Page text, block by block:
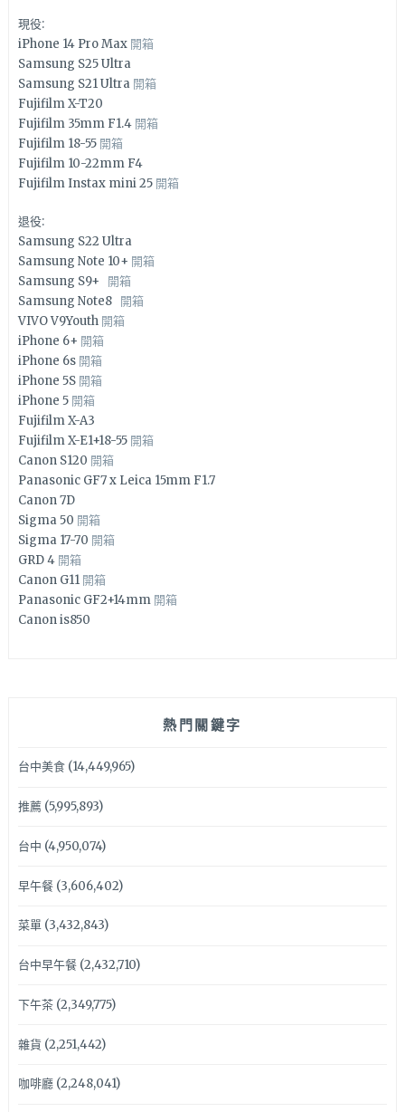
現役:
iPhone 14 Pro Max 開箱
Samsung S25 Ultra
Samsung S21 Ultra 開箱
Fujifilm X-T20
Fujifilm 35mm F1.4 開箱
Fujifilm 18-55 開箱
Fujifilm 10-22mm F4
Fujifilm Instax mini 25 開箱
退役:
Samsung S22 Ultra
Samsung Note 10+ 開箱
Samsung S9+ 開箱
Samsung Note8 開箱
VIVO V9Youth 開箱
iPhone 6+ 開箱
iPhone 6s 開箱
iPhone 5S 開箱
iPhone 5 開箱
Fujifilm X-A3
Fujifilm X-E1+18-55 開箱
Canon S120 開箱
Panasonic GF7 x Leica 15mm F1.7
Canon 7D
Sigma 50 開箱
Sigma 17-70 開箱
GRD 4 開箱
Canon G11 開箱
Panasonic GF2+14mm 開箱
Canon is850
熱門關鍵字
台中美食(14,449,965)
推薦(5,995,893)
台中 (4,950,074)
早午餐(3,606,402)
菜單(3,432,843)
台中早午餐(2,432,710)
下午茶(2,349,775)
雜貨 (2,251,442)
咖啡廳(2,248,041)